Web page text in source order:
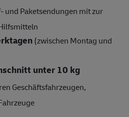
und Paketsendungen mit zur
(zwischen Montag und
unter 10 kg
Geschäftsfahrzeugen,